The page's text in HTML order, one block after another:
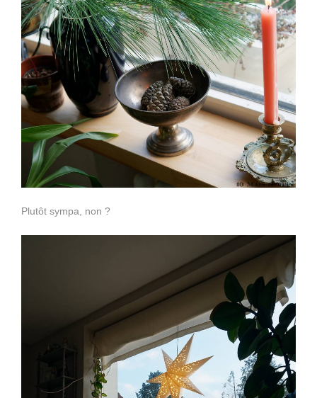
Plutôt sympa, non ?